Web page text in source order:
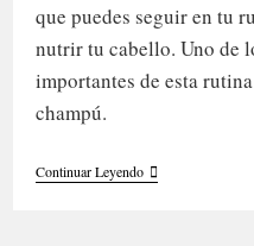
que puedes seguir en tu
nutrir tu cabello. Uno de
importantes de esta
champú.
Continuar LeyendoTodo
Sobre